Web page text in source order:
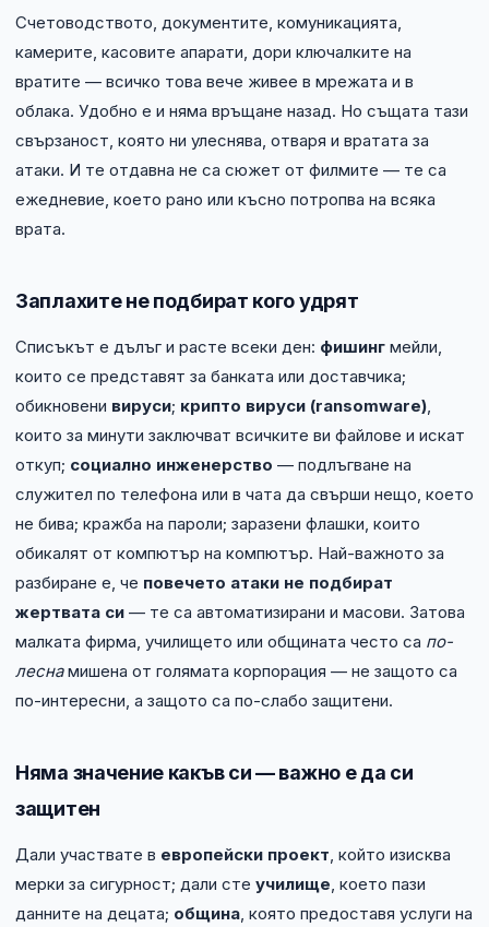
Счетоводството, документите, комуникацията,
камерите, касовите апарати, дори ключалките на
вратите — всичко това вече живее в мрежата и в
облака. Удобно е и няма връщане назад. Но същата тази
свързаност, която ни улеснява, отваря и вратата за
атаки. И те отдавна не са сюжет от филмите — те са
ежедневие, което рано или късно потропва на всяка
врата.
Заплахите не подбират кого удрят
Списъкът е дълъг и расте всеки ден: фишинг мейли,
които се представят за банката или доставчика;
обикновени вируси; крипто вируси (ransomware)
които за минути заключват всичките ви файлове и искат
откуп; социално инженерство — подлъгване на
служител по телефона или в чата да свърши нещо, което
не бива; кражба на пароли; заразени флашки, които
обикалят от компютър на компютър. Най-важното за
разбиране е, че повечето атаки не подбират
жертвата си — те са автоматизирани и масови. Затова
малката фирма, училището или общината често са по-
леснамишена от голямата корпорация — не защото са
по-интересни, а защото са по-слабо защитени.
Няма значение какъв си — важно е да си
защитен
Дали участвате в европейски проект , който изисква
мерки за сигурност; дали сте училище , което пази
данните на децата; община , която предоставя услуги на